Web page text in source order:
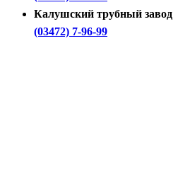
Калушский трубный завод
(03472) 7-96-99